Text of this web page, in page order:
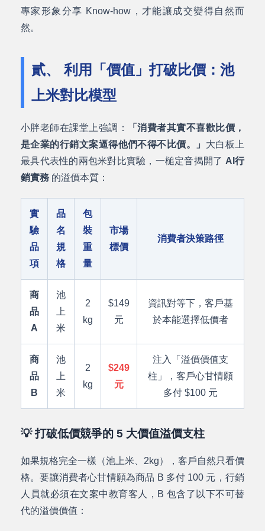
專家形象分享 Know-how，才能讓成交變得自然而
然。
貳、 利用「價值」打破比價：池
上米對比模型
小胖老師在課堂上強調：
「消費者其實不喜歡比價，
是企業的行銷文案逼得他們不得不比價。」 大白板上
最具代表性的兩包米對比實驗，一槌定音揭開了 AI行
銷實務 的溢價本質：
實
驗
品
項
品
名
規
格
包
裝
重
量
市場
標價
消費者決策路徑
商
品
A
池
上
米
2
kg
$149
元
資訊對等下，客戶基
於本能選擇低價者
商
品
B
池
上
米
2
kg
$249
元
注入「溢價價值支
柱」，客戶心甘情願
多付 $100 元
💡 打破低價競爭的 5 大價值溢價支柱
如果規格完全一樣（池上米、2kg），客戶自然只看價
格。要讓消費者心甘情願為商品 B 多付 100 元，行銷
人員就必須在文案中教育客人，B 包含了以下不可替
代的溢價價值：